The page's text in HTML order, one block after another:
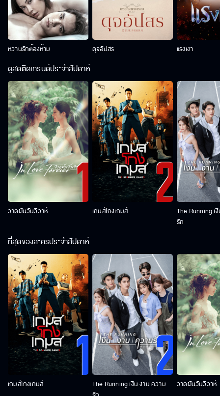
หวานรักต้องห้าม ดุจอัปสร แรงเงา
ดูสดติดเทรนด์ประจำสัปดาห์
วาดฝันวันวิวาห์ เกมส์โกงเกมส์
The Running เ
รัก
ที่สุดของละครประจำสัปดาห์
เกมส์โกงเกมส์
The Running เงิน งาน ความ
วาดฝันวันวิวาห์